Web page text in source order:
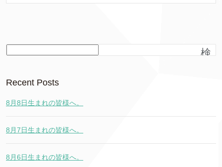
検
Recent Posts
8月8日生まれの皆様へ。
8月7日生まれの皆様へ。
8月6日生まれの皆様へ。